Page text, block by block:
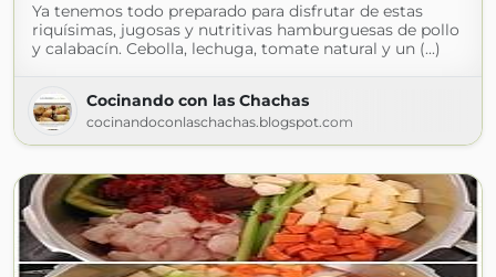
Ya tenemos todo preparado para disfrutar de estas
riquísimas, jugosas y nutritivas hamburguesas de pollo
y calabacín. Cebolla, lechuga, tomate natural y un (...)
Cocinando con las Chachas
cocinandoconlaschachas.blogspot.com